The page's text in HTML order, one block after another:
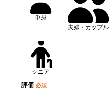
単身
夫婦・カップル
シニア
評価 必須